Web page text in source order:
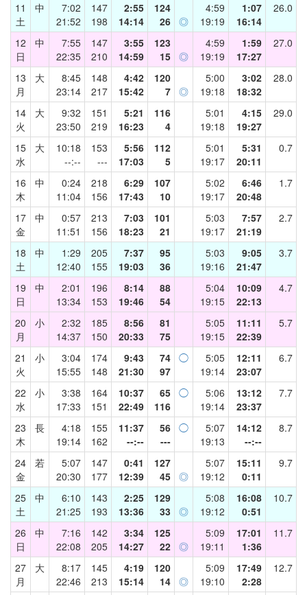
11
土
中
7:02
21:52
147
198
2:55
14:14
124
26 ◎
4:59
19:19
1:07
16:14
26.0
12
日
中
7:55
22:35
147
210
3:55
14:59
123
15 ◎
4:59
19:19
1:59
17:27
27.0
13
月
大
8:45
23:14
148
217
4:42
15:42
120
7 ◎
5:00
19:18
3:02
18:32
28.0
14
火
大
9:32
23:50
151
219
5:21
16:23
116
4
5:01
19:18
4:15
19:27
29.0
15
水
大
10:18
--:--
153
---
5:56
17:03
112
5
5:01
19:17
5:31
20:11
0.7
16
木
中
0:24
11:04
218
156
6:29
17:43
107
10
5:02
19:17
6:46
20:48
1.7
17
金
中
0:57
11:51
213
156
7:03
18:23
101
21
5:03
19:17
7:57
21:19
2.7
18
土
中
1:29
12:40
205
155
7:37
19:03
95
36
5:03
19:16
9:05
21:47
3.7
19
日
中
2:01
13:34
196
153
8:14
19:46
88
54
5:04
19:15
10:09
22:13
4.7
20
月
小
2:32
14:37
185
150
8:56
20:33
81
75
5:05
19:15
11:11
22:39
5.7
21
火
小
3:04
15:55
174
148
9:43
21:30
74
97
◯
5:05
19:14
12:11
23:07
6.7
22
水
小
3:38
17:33
164
151
10:37
22:49
65
116
◯
5:06
19:14
13:12
23:37
7.7
23
木
長
4:18
19:14
155
162
11:37
--:--
56
---
◯
5:07
19:13
14:12
--:--
8.7
24
金
若
5:07
20:30
147
177
0:41
12:39
127
45 ◎
5:07
19:12
15:11
0:11
9.7
25
土
中
6:10
21:25
143
193
2:25
13:36
129
33 ◎
5:08
19:12
16:08
0:51
10.7
26
日
中
7:16
22:08
142
205
3:34
14:27
125
22 ◎
5:09
19:11
17:01
1:36
11.7
27
月
大
8:17
22:46
145
213
4:19
15:14
120
14 ◎
5:09
19:10
17:49
2:28
12.7